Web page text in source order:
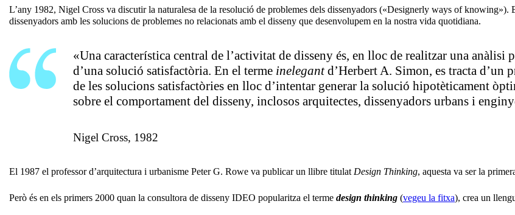
L’any 1982, Nigel Cross va discutir la naturalesa de la resolució de problemes dels dissenyadors («Designerly ways of
dissenyadors amb les solucions de problemes no relacionats amb el disseny que desenvolupem en la nostra vida quotidiana.
«Una característica central de l’activitat de disseny és, en lloc de realitzar una
d’una solució satisfactòria. En el terme inelegantd’Herbert A. Simon, es tracta d’un
de les solucions satisfactòries en lloc d’intentar generar la solució hipotèticament
sobre el comportament del disseny, inclosos arquitectes, dissenyadors urbans i
Nigel Cross, 1982
El 1987 el professor d’arquitectura i urbanisme Peter G. Rowe va publicar un llibre titulat Design Thinking, aquesta va ser la
Però és en els primers 2000 quan la consultora de disseny IDEO popularitza el terme design thinking (vegeu la fitxa), crea un